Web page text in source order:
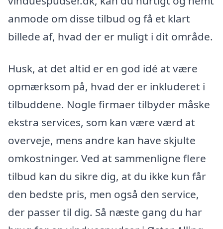
anmode om disse tilbud og få et klart
billede af, hvad der er muligt i dit område.
Husk, at det altid er en god idé at være
opmærksom på, hvad der er inkluderet i
tilbuddene. Nogle firmaer tilbyder måske
ekstra services, som kan være værd at
overveje, mens andre kan have skjulte
omkostninger. Ved at sammenligne flere
tilbud kan du sikre dig, at du ikke kun får
den bedste pris, men også den service,
der passer til dig. Så næste gang du har